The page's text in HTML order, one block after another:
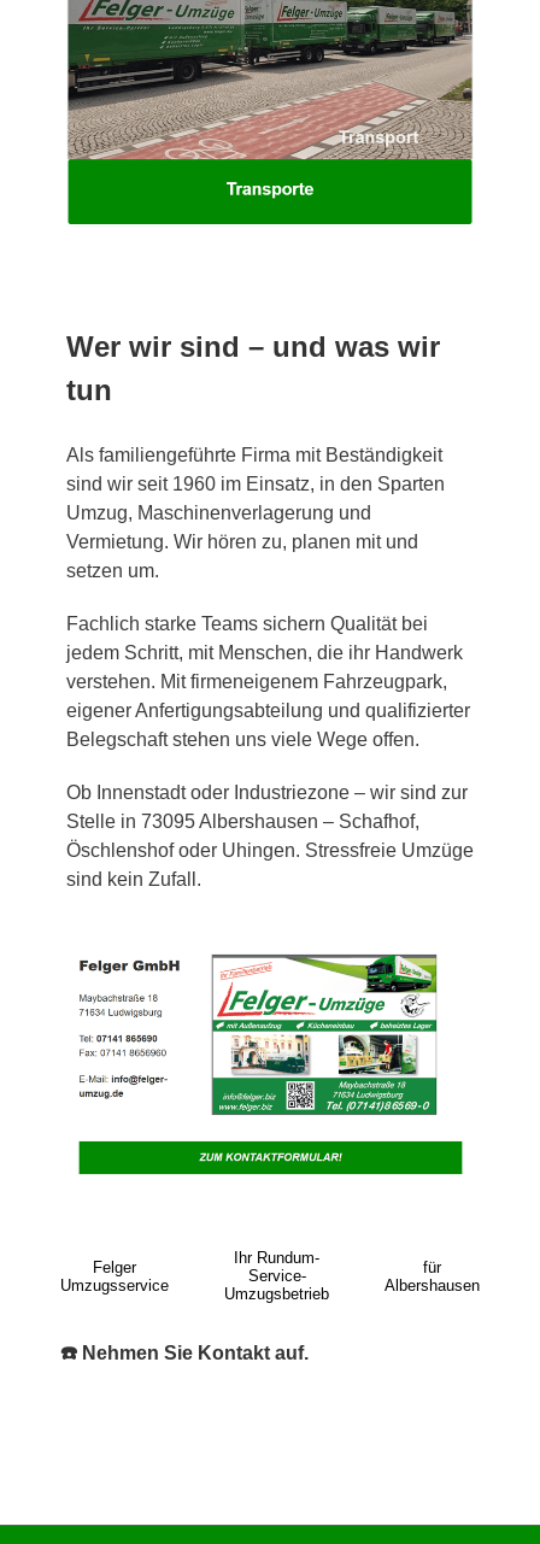
Wer wir sind – und was wir
tun
Als familiengeführte Firma mit Beständigkeit
sind wir seit 1960 im Einsatz, in den Sparten
Umzug, Maschinenverlagerung und
Vermietung. Wir hören zu, planen mit und
setzen um.
Fachlich starke Teams sichern Qualität bei
jedem Schritt, mit Menschen, die ihr Handwerk
verstehen. Mit firmeneigenem Fahrzeugpark,
eigener Anfertigungsabteilung und qualifizierter
Belegschaft stehen uns viele Wege offen.
Ob Innenstadt oder Industriezone – wir sind zur
Stelle in 73095 Albershausen – Schafhof,
Öschlenshof oder Uhingen. Stressfreie Umzüge
sind kein Zufall.
Felger
Umzugsservice
Ihr Rundum-
Service-
Umzugsbetrieb
für
Albershausen
☎️ Nehmen Sie Kontakt auf.